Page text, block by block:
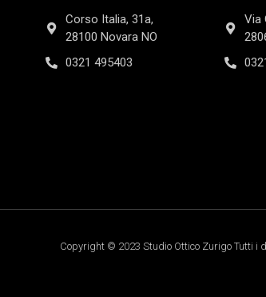
Corso Italia, 31a,
28100 Novara NO
0321 495403
Via
Copyright © 2023 Studio Ottico Zurigo Tutti i